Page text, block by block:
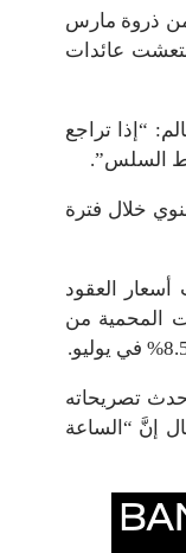
هذه العوائد إلى ما دون 2.6% بانخفاض من ذروة مارس
فيدرالية متوقَّعة من قبل السوق دون 4%، فيما انتعشت عائدات
“إذا تراجع
السلس”.
خلال فترة
العقود
المحمية من
تصريحاته
إنَّ “الساعة